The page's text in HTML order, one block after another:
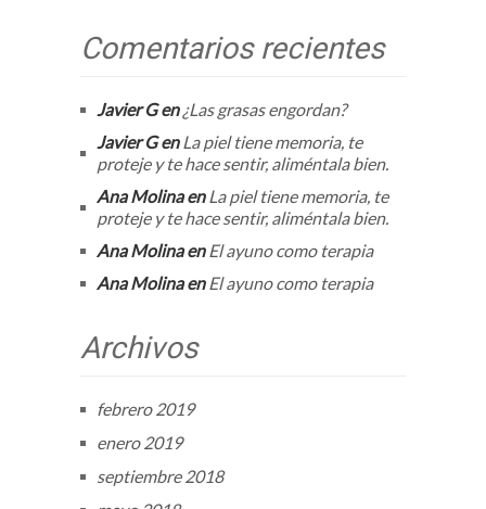
Comentarios recientes
Javier Gen ¿Las grasas engordan?
Javier Gen La piel tiene memoria, te
proteje y te hace sentir, aliméntala bien.
Ana Molinaen La piel tiene memoria, te
proteje y te hace sentir, aliméntala bien.
Ana Molinaen El ayuno como terapia
Ana Molinaen El ayuno como terapia
Archivos
febrero 2019
enero 2019
septiembre 2018